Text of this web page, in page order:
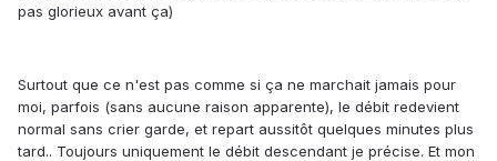
pas glorieux avant ça)
Surtout que ce n'est pas comme si ça ne marchait jamais pour
moi, parfois (sans aucune raison apparente), le débit redevient
normal sans crier garde, et repart aussitôt quelques minutes plus
tard.. Toujours uniquement le débit descendant je précise. Et mon